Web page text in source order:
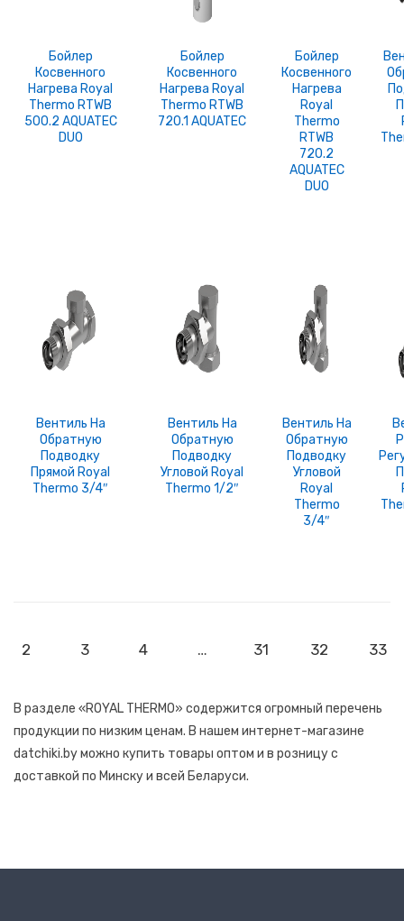
Бойлер
Косвенного
Нагрева Royal
Thermo RTWB
500.2 AQUATEC
DUO
Бойлер
Косвенного
Нагрева Royal
Thermo RTWB
720.1 AQUATEC
Бойлер
Косвенного
Нагрева
Royal
Thermo
RTWB
720.2
AQUATEC
DUO
Вентиль На
Обратную
Подводку
Прямой Royal
Thermo 3/4″
Вентиль На
Обратную
Подводку
Угловой Royal
Thermo 1/2″
Вентиль На
Обратную
Подводку
Угловой
Royal
Thermo
3/4″
2 3 4 … 31 32 33
В разделе «ROYAL THERMO» содержится огромный перечень
продукции по низким ценам. В нашем интернет-магазине
datchiki.by можно купить товары оптом и в розницу с
доставкой по Минску и всей Беларуси.